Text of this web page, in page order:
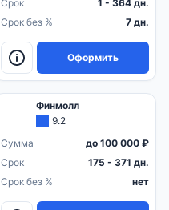
Срок
1 - 364 дн.
Срок без %
7 дн.
Оформить
Финмолл
9.2
Сумма
до 100 000 ₽
Срок
175 - 371 дн.
Срок без %
нет